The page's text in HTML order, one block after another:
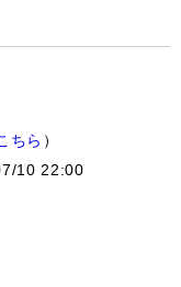
ちら ）
10 22:00